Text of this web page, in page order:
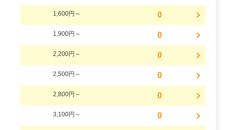
1,600円～ 0
1,900円～ 0
2,200円～ 0
2,500円～ 0
2,800円～ 0
3,100円～ 0